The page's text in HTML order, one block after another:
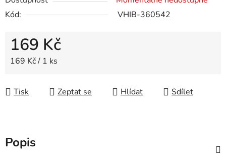
Kód:
VHIB-360542
169 Kč
Měrná cena:
169 Kč / 1 ks
Tisk Zeptat se Hlídat Sdílet
Popis